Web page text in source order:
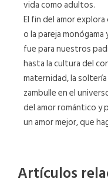
vida como adultos.
El fin del amor
o la pareja
fue para nuestros
hasta la cultura del
maternidad, la
zambulle en el
del amor romántico y
un amor mejor, que
Artículos